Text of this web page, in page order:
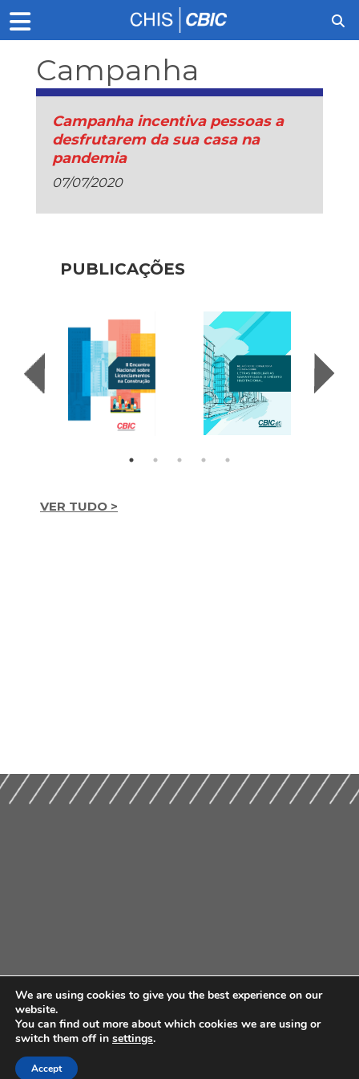
Campanha
Campanha incentiva pessoas a
desfrutarem da sua casa na
pandemia
07/07/2020
PUBLICAÇÕES
VER TUDO >
We are using cookies to give you the best experience on our
website.
You can find out more about which cookies we are using or
switch them off in settings.
Accept